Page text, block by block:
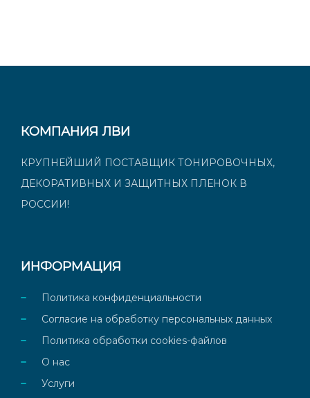
КОМПАНИЯ ЛВИ
КРУПНЕЙШИЙ ПОСТАВЩИК ТОНИРОВОЧНЫХ,
ДЕКОРАТИВНЫХ И ЗАЩИТНЫХ ПЛЕНОК В
РОССИИ!
ИНФОРМАЦИЯ
Политика конфиденциальности
Согласие на обработку персональных данных
Политика обработки cookies-файлов
О нас
Услуги